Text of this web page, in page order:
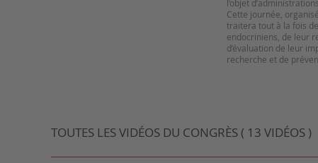
l’objet
Cette journée,
traitera tout à la fois
endocriniens, de leur
d’évaluation de leur
TOUTES LES VIDÉOS DU CONGRÈS ( 13 VIDÉOS )